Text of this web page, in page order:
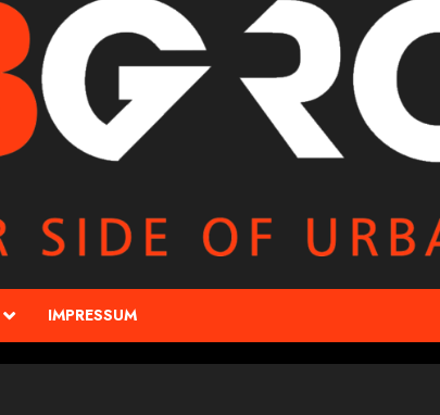
IMPRESSUM